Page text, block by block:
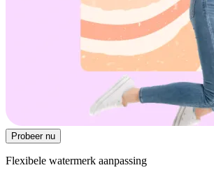
Probeer nu
Flexibele watermerk aanpassing